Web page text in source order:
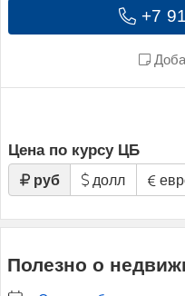
+7
Цена по курсу ЦБ
руб долл
Полезно о